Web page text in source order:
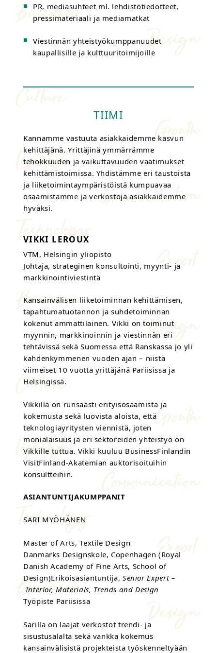
PR, mediasuhteet ml. lehdistötiedotteet,
pressimateriaali ja mediamatkat
Viestinnän yhteistyökumppanuudet
kaupallisille ja kulttuuritoimijoille
TIIMI
Kannamme vastuuta asiakkaidemme kasvun
kehittäjänä. Yrittäjinä ymmärrämme
tehokkuuden ja vaikuttavuuden vaatimukset
kehittämistoimissa. Yhdistämme eri taustoista
ja liiketoimintaympäristöistä kumpuavaa
osaamistamme ja verkostoja asiakkaidemme
hyväksi.
VIKKI LEROUX
VTM, Helsingin yliopisto
Johtaja, strateginen konsultointi, myynti- ja
markkinointiviestintä
Kansainvälisen liiketoiminnan kehittämisen,
tapahtumatuotannon ja suhdetoiminnan
kokenut ammattilainen. Vikki on toiminut
myynnin, markkinoinnin ja viestinnän eri
tehtävissä sekä Suomessa että Ranskassa jo yli
kahdenkymmenen vuoden ajan – niistä
viimeiset 10 vuotta yrittäjänä Pariisissa ja
Helsingissä.
Vikkillä on runsaasti erityisosaamista ja
kokemusta sekä luovista aloista, että
teknologiayritysten viennistä, joten
monialaisuus ja eri sektoreiden yhteistyö on
Vikkille tuttua. Vikki kuuluu BusinessFinlandin
VisitFinland-Akatemian auktorisoituihin
konsultteihin.
ASIANTUNTIJAKUMPPANIT
SARI MYÖHÄNEN
Master of Arts, Textile Design
Danmarks Designskole, Copenhagen (Royal
Danish Academy of Fine Arts, School of
Design)Erikoisasiantuntija, Senior Expert –
Interior, Materials, Trends and Design
Työpiste Pariisissa
Sarilla on laajat verkostot trendi- ja
sisustusalalta sekä vankka kokemus
kansainvälisistä projekteista työskenneltyään